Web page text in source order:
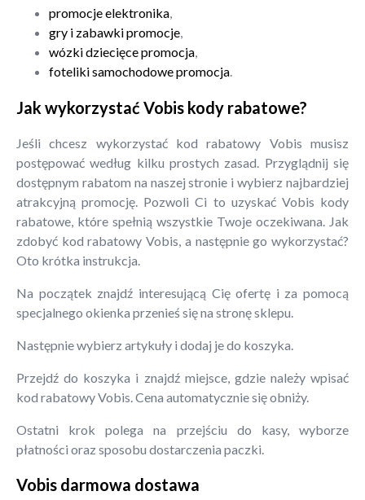
promocje elektronika,
gry i zabawki promocje,
wózki dziecięce promocja,
foteliki samochodowe promocja.
Jak wykorzystać Vobis kody rabatowe?
Jeśli chcesz wykorzystać kod rabatowy Vobis musisz
postępować według kilku prostych zasad. Przyglądnij się
dostępnym rabatom na naszej stronie i wybierz najbardziej
atrakcyjną promocję. Pozwoli Ci to uzyskać Vobis kody
rabatowe, które spełnią wszystkie Twoje oczekiwana. Jak
zdobyć kod rabatowy Vobis, a następnie go wykorzystać?
Oto krótka instrukcja.
Na początek znajdź interesującą Cię ofertę i za pomocą
specjalnego okienka przenieś się na stronę sklepu.
Następnie wybierz artykuły i dodaj je do koszyka.
Przejdź do koszyka i znajdź miejsce, gdzie należy wpisać
kod rabatowy Vobis. Cena automatycznie się obniży.
Ostatni krok polega na przejściu do kasy, wyborze
płatności oraz sposobu dostarczenia paczki.
Vobis darmowa dostawa